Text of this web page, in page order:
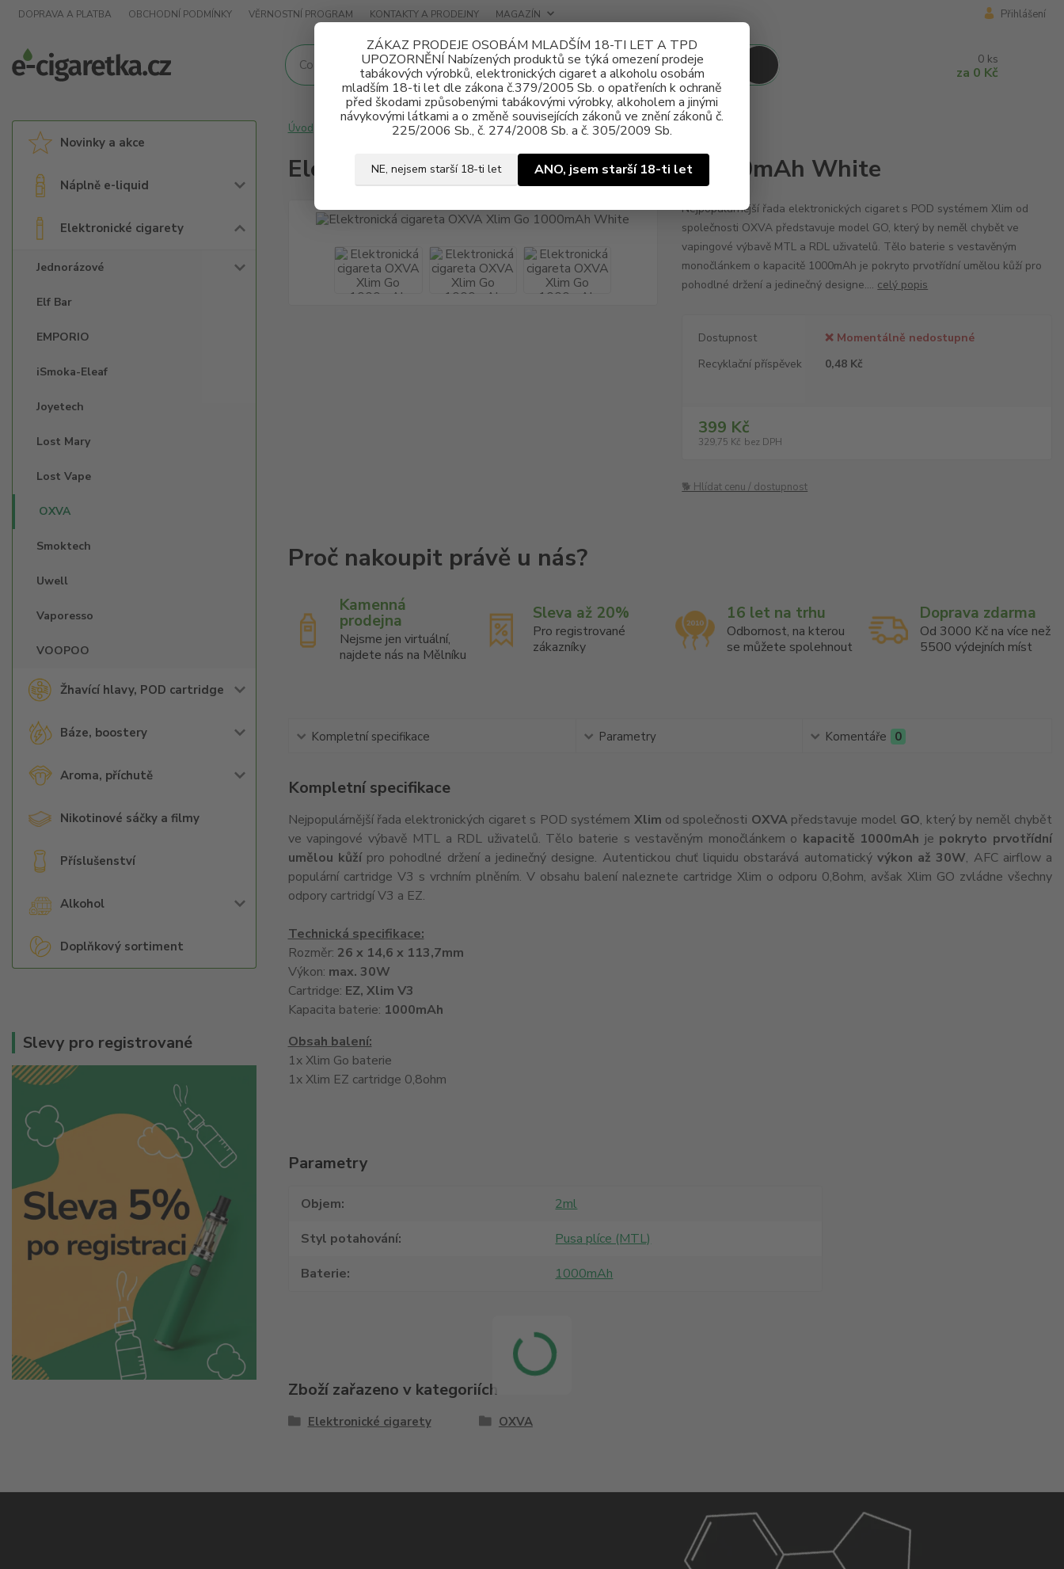
ZÁKAZ PRODEJE OSOBÁM MLADŠÍM 18-TI LET A TPD
UPOZORNĚNÍ Nabízených produktů se týká omezení prodeje
tabákových výrobků, elektronických cigaret a alkoholu osobám
mladším 18-ti let dle zákona č.379/2005 Sb. o opatřeních k ochraně
před škodami způsobenými tabákovými výrobky, alkoholem a jinými
návykovými látkami a o změně souvisejících zákonů ve znění zákonů č.
225/2006 Sb., č. 274/2008 Sb. a č. 305/2009 Sb.
NE, nejsem starší 18-ti let ANO, jsem starší 18-ti let
DOPRAVA A PLATBA OBCHODNÍ PODMÍNKY VĚRNOSTNÍ PROGRAM KONTAKTY A PRODEJNY MAGAZÍN Přihlášení
0 ks
za 0 Kč
Novinky a akce
Náplně e-liquid
Elektronické cigarety
Jednorázové
Elf Bar
EMPORIO
iSmoka-Eleaf
Joyetech
Lost Mary
Lost Vape
OXVA
Smoktech
Uwell
Vaporesso
VOOPOO
Žhavící hlavy, POD cartridge
Báze, boostery
Aroma, příchutě
Nikotinové sáčky a filmy
Příslušenství
Alkohol
Doplňkový sortiment
Slevy pro registrované
Úvod Elektronické cigarety OXVA Elektronická cigareta OXVA Xlim Go 1000mAh White
Elektronická cigareta OXVA Xlim Go 1000mAh White
Nejpopulárnější řada elektronických cigaret s POD systémem Xlim od
společnosti OXVA představuje model GO, který by neměl chybět ve
vapingové výbavě MTL a RDL uživatelů. Tělo baterie s vestavěným
monočlánkem o kapacitě 1000mAh je pokryto prvotřídní umělou kůží pro
pohodlné držení a jedinečný designe.... celý popis
Dostupnost
❌ Momentálně nedostupné
Recyklační příspěvek
0,48 Kč
399 Kč
329,75 Kč bez DPH
🐕 Hlídat cenu / dostupnost
Kamenná
prodejna
Nejsme jen virtuální,
najdete nás na Mělníku
Sleva až 20%
Pro registrované
zákazníky
16 let na trhu
Odbornost, na kterou
se můžete spolehnout
Doprava zdarma
Od 3000 Kč na více než
5500 výdejních míst
Kompletní specifikace Parametry Komentáře 0
Kompletní specifikace
Nejpopulárnější řada elektronických cigaret s POD systémem Xlim od společnosti OXVApředstavuje model GO, který by neměl chybět
ve vapingové výbavě MTL a RDL uživatelů. Tělo baterie s vestavěným monočlánkem o kapacitě 1000mAh je pokryto prvotřídní
umělou kůžípro pohodlné držení a jedinečný designe. Autentickou chuť liquidu obstarává automatický výkon až 30W, AFC airflow a
populární cartridge V3 s vrchním plněním. V obsahu balení naleznete cartridge Xlim o odporu 0,8ohm, avšak Xlim GO zvládne všechny
odpory cartridgí V3 a EZ.
Technická specifikace:
Rozměr: 26 x 14,6 x 113,7mm
Výkon: max. 30W
Cartridge: EZ, Xlim V3
Kapacita baterie: 1000mAh
Obsah balení:
1x Xlim Go baterie
1x Xlim EZ cartridge 0,8ohm
Parametry
Objem
2ml
Styl potahování
Pusa plíce (MTL)
Baterie
1000mAh
Zboží zařazeno v kategoriích
Elektronické cigarety OXVA